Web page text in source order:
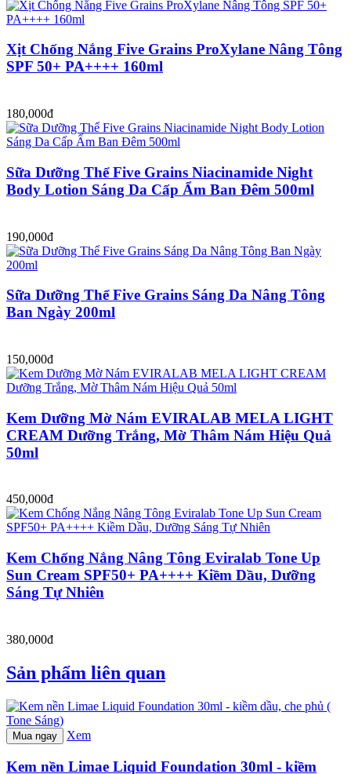
Xịt Chống Nắng Five Grains ProXylane Nâng Tông
SPF 50+ PA++++ 160ml
180,000đ
Sữa Dưỡng Thể Five Grains Niacinamide Night
Body Lotion Sáng Da Cấp Ẩm Ban Đêm 500ml
190,000đ
Sữa Dưỡng Thể Five Grains Sáng Da Nâng Tông
Ban Ngày 200ml
150,000đ
Kem Dưỡng Mờ Nám EVIRALAB MELA LIGHT
CREAM Dưỡng Trắng, Mờ Thâm Nám Hiệu Quả
50ml
450,000đ
Kem Chống Nắng Nâng Tông Eviralab Tone Up
Sun Cream SPF50+ PA++++ Kiềm Dầu, Dưỡng
Sáng Tự Nhiên
380,000đ
Sản phẩm liên quan
Mua ngay Xem
Kem nền Limae Liquid Foundation 30ml - kiềm